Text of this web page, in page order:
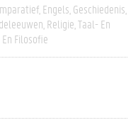
Engels Geschiedenis
Religie Taal- En
Filosofie